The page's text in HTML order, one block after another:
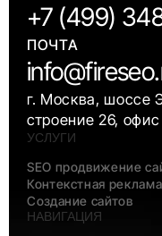
+7 (499)
ПОЧТА
г. Москва, шоссе
строение 26,
УСЛУГИ
SEO продвижение
Контекстная
Создание сайтов
НАВИГАЦИЯ